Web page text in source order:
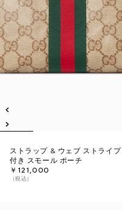
ストラップ & ウェブ ストライプ
付き スモール ポーチ
￥121,000
（税込）